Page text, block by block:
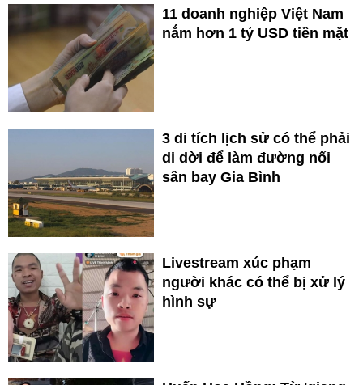
11 doanh nghiệp Việt Nam
nắm hơn 1 tỷ USD tiền mặt
3 di tích lịch sử có thể phải
di dời để làm đường nối
sân bay Gia Bình
Livestream xúc phạm
người khác có thể bị xử lý
hình sự